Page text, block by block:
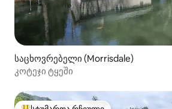
საცხოვრებელი (Morrisdale)
კოტეჯი ტყეში